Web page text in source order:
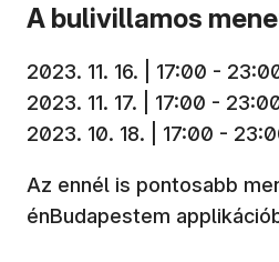
A bulivillamos
2023. 11. 16. | 17:00 -
2023. 11. 17. | 17:00 -
2023. 10. 18. | 17:00 -
Az ennél is pontosabb
énBudapestem